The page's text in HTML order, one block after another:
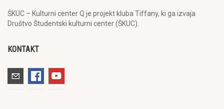
ŠKUC – Kulturni center Q je projekt kluba Tiffany, ki ga izvaja
Društvo Študentski kulturni center (ŠKUC).
KONTAKT